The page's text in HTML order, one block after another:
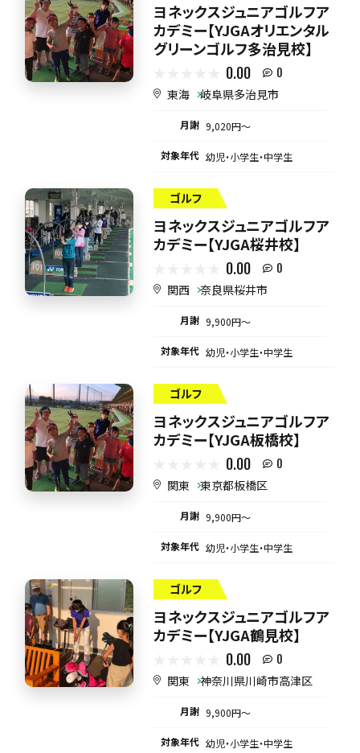
ヨネックスジュニアゴルフア
カデミー【YJGAオリエンタル
グリーンゴルフ多治見校】
0.00 0
東海 岐阜県多治見市
月謝 9,020円〜
対象年代 幼児・小学生・中学生
ゴルフ
ヨネックスジュニアゴルフア
カデミー【YJGA桜井校】
0.00 0
関西 奈良県桜井市
月謝 9,900円〜
対象年代 幼児・小学生・中学生
ゴルフ
ヨネックスジュニアゴルフア
カデミー【YJGA板橋校】
0.00 0
関東 東京都板橋区
月謝 9,900円〜
対象年代 幼児・小学生・中学生
ゴルフ
ヨネックスジュニアゴルフア
カデミー【YJGA鶴見校】
0.00 0
関東 神奈川県川崎市高津区
月謝 9,900円〜
対象年代 幼児・小学生・中学生